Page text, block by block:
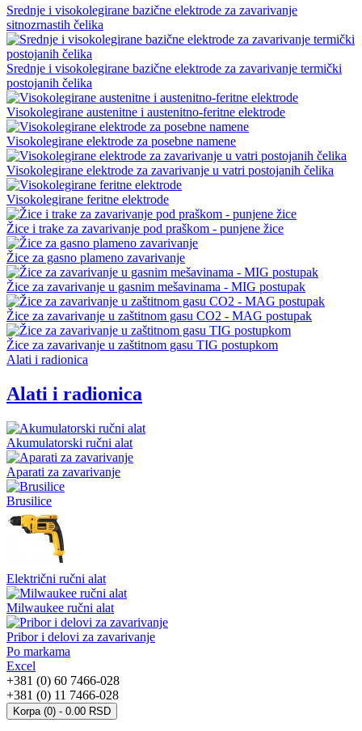
Srednje i visokolegirane bazične elektrode za zavarivanje
sitnozrnastih čelika
Srednje i visokolegirane bazične elektrode za zavarivanje termički
postojanih čelika
Visokolegirane austenitne i austenitno-feritne elektrode
Visokolegirane elektrode za posebne namene
Visokolegirane elektrode za zavarivanje u vatri postojanih čelika
Visokolegirane feritne elektrode
Žice i trake za zavarivanje pod praškom - punjene žice
Žice za gasno plameno zavarivanje
Žice za zavarivanje u gasnim mešavinama - MIG postupak
Žice za zavarivanje u zaštitnom gasu CO2 - MAG postupak
Žice za zavarivanje u zaštitnom gasu TIG postupkom
Alati i radionica
Alati i radionica
Akumulatorski ručni alat
Aparati za zavarivanje
Brusilice
Električni ručni alat
Milwaukee ručni alat
Pribor i delovi za zavarivanje
Po markama
Excel
+381 (0) 60 7466-028
+381 (0) 11 7466-028
Korpa (0) - 0.00 RSD